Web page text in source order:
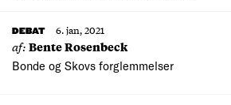
DEBAT 6. jan, 2021
af:Bente Rosenbeck
Bonde og Skovs forglemmelser